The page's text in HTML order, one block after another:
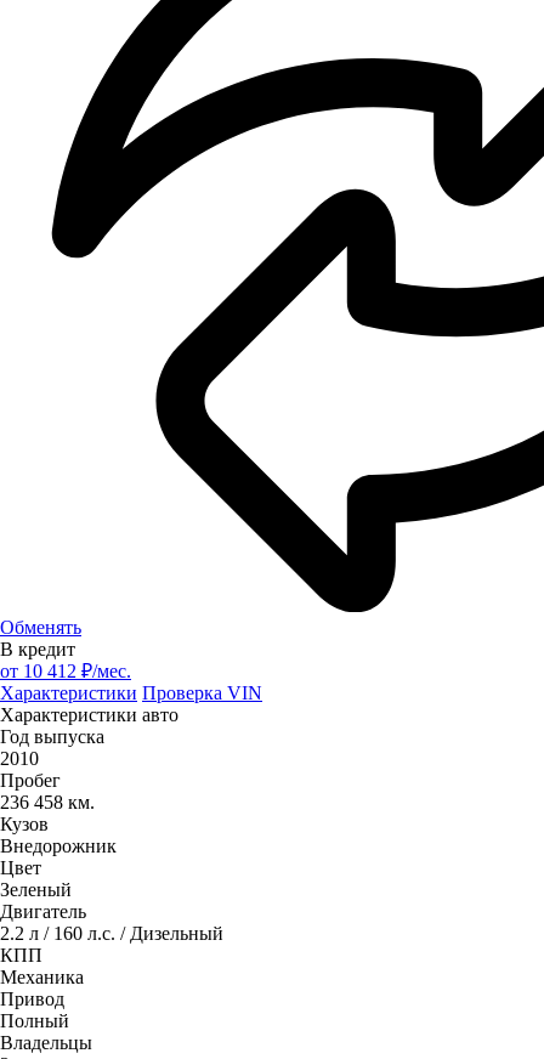
Обменять
В кредит
от 10 412 ₽/мес.
Характеристики Проверка VIN
Характеристики авто
Год выпуска
2010
Пробег
236 458 км.
Кузов
Внедорожник
Цвет
Зеленый
Двигатель
2.2 л / 160 л.с. / Дизельный
КПП
Механика
Привод
Полный
Владельцы